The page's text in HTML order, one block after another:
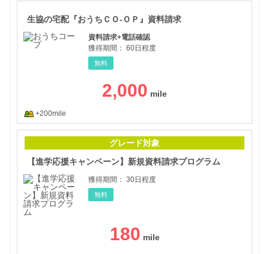
生協の宅配『おうちＣＯ-ＯＰ』資料請求
資料請求+電話確認
獲得期間： 60日程度
無料
2,000
+200mile
グレード対象
【進学応援キャンペーン】新規資料請求プログラム
獲得期間： 30日程度
無料
180